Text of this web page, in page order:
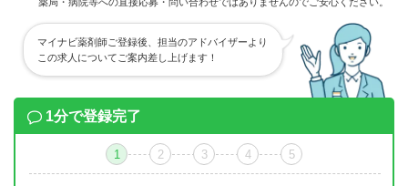
マイナビ薬剤師ご登録後、担当のアドバイザーより
この求人についてご案内差し上げます！
1分で登録完了
1 2 3 4 5